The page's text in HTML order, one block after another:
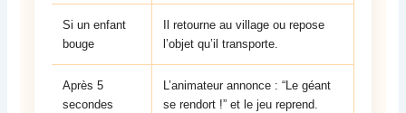
Si un enfant
bouge
Il retourne au village ou repose
l’objet qu’il transporte.
Après 5
secondes
L’animateur annonce : “Le géant
se rendort !” et le jeu reprend.